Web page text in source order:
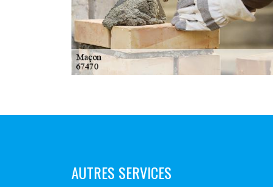
AUTRES SERVICES